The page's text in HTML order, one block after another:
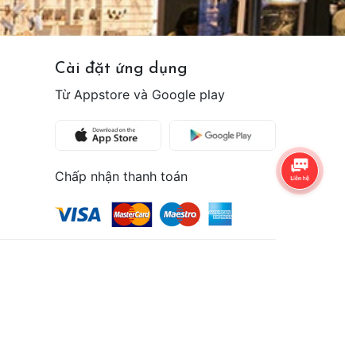
Cài đặt ứng dụng
Từ Appstore và Google play
Chấp nhận thanh toán